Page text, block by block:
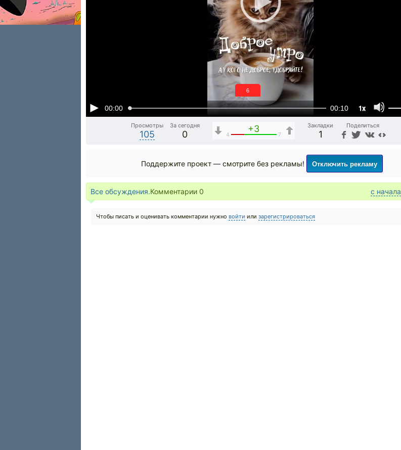
00:00 00:10 1x
6
Просмотры
105
За сегодня
0
+3
4 7
Закладки
1
Поделиться
Поддержите проект — смотрите без рекламы! Отключить рекламу
Все обсуждения.Комментарии 0 с начала
Чтобы писать и оценивать комментарии нужно войти или зарегистрироваться